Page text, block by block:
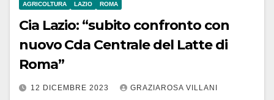
AGRICOLTURA LAZIO ROMA
Cia Lazio: “subito confronto con
nuovo Cda Centrale del Latte di
Roma”
12 DICEMBRE 2023 GRAZIAROSA VILLANI